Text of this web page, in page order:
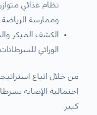
نظام غذائي
وممارسة الرياضة
الكشف المبكر
الوراثي للسرطانات.
من خلال اتباع
احتمالية الإصابة
كبير.